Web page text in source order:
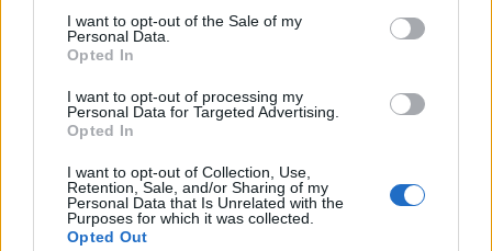
I want to opt-out of the Sale of my
Personal Data.
Opted In
I want to opt-out of processing my
Personal Data for Targeted Advertising.
Opted In
I want to opt-out of Collection, Use,
Retention, Sale, and/or Sharing of my
Personal Data that Is Unrelated with the
Purposes for which it was collected.
Opted Out